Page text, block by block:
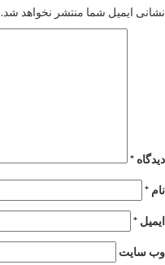
نشانی ایمیل شما منتشر نخواهد شد.
دیدگاه *
نام *
ایمیل *
وب‌ سایت